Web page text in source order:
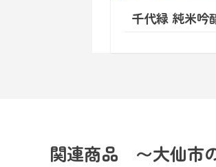
千代緑 純米吟
関連商品 〜大仙市